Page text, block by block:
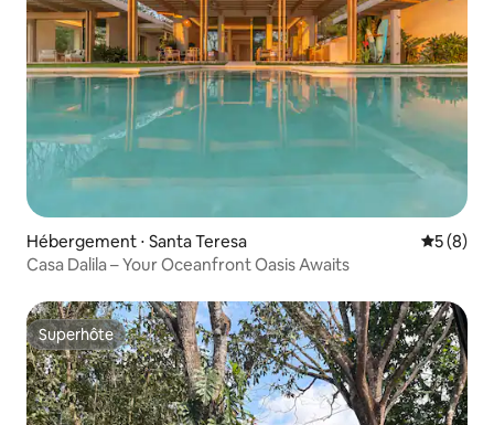
Hébergement ⋅ Santa Teresa
5 (8)
Casa Dalila – Your Oceanfront Oasis Awaits
Superhôte
Superhôte